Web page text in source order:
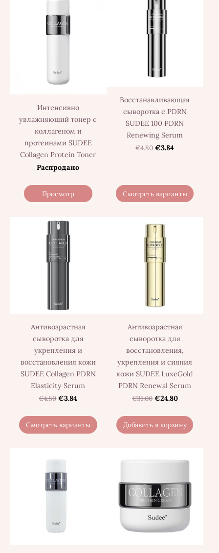
Интенсивно
увлажняющий тонер с
коллагеном и
протеинами SUDEE
Collagen Protein Toner
Распродано
Просмотр
Восстанавливающая
сыворотка с PDRN
SUDEE 100 PDRN
Renewing Serum
€4.80 €3.84
Смотреть варианты
Антивозрастная
сыворотка для
укрепления и
восстановления кожи
SUDEE Collagen PDRN
Elasticity Serum
€4.80 €3.84
Смотреть варианты
Антивозрастная
сыворотка для
восстановления,
укрепления и сияния
кожи SUDEE LuxeGold
PDRN Renewal Serum
€31.00 €24.80
Добавить в корзину